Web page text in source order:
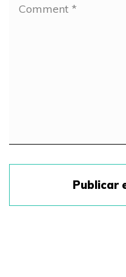
Publicar